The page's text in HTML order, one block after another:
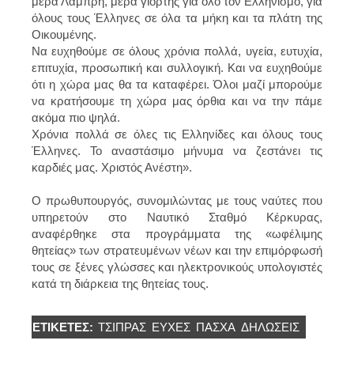
όλους τους Έλληνες σε όλα τα μήκη και τα πλάτη της
Οικουμένης.
Να ευχηθούμε σε όλους χρόνια πολλά, υγεία, ευτυχία,
επιτυχία, προσωπική και συλλογική. Και να ευχηθούμε
ότι η χώρα μας θα τα καταφέρει. Όλοι μαζί μπορούμε
να κρατήσουμε τη χώρα μας όρθια και να την πάμε
ακόμα πιο ψηλά.
Χρόνια πολλά σε όλες τις Ελληνίδες και όλους τους
Έλληνες. Το αναστάσιμο μήνυμα να ζεστάνει τις
καρδιές μας. Χριστός Ανέστη».
Ο πρωθυπουργός, συνομιλώντας με τους ναύτες που
υπηρετούν στο Ναυτικό Σταθμό Κέρκυρας,
αναφέρθηκε στα προγράμματα της «ωφέλιμης
θητείας» των στρατευμένων νέων και την επιμόρφωσή
τους σε ξένες γλώσσες και ηλεκτρονικούς υπολογιστές
κατά τη διάρκεια της θητείας τους.
ΕΤΙΚΈΤΕΣ: ΤΣΊΠΡΑΣ ΕΥΧΈΣ ΠΆΣΧΑ ΔΗΛΏΣΕΙΣ